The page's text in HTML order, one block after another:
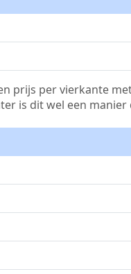
prijs per vierkante
is dit wel een manier